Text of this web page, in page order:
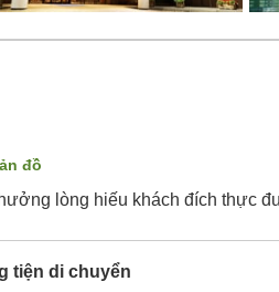
đồ
lòng hiếu khách đích thực
tiện di chuyển